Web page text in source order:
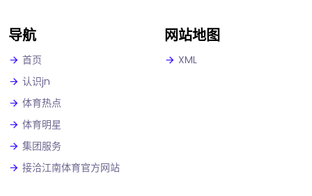
导航
首页
认识jn
体育热点
体育明星
集团服务
接洽江南体育官方网站
网站地图
XML